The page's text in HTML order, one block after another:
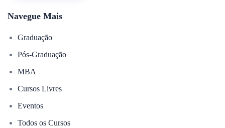
Navegue Mais
Graduação
Pós-Graduação
MBA
Cursos Livres
Eventos
Todos os Cursos